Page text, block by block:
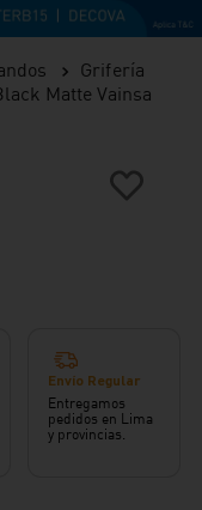
Grifería
Matte Vainsa
Envío Regular
Entregamos
pedidos en Lima
y provincias.